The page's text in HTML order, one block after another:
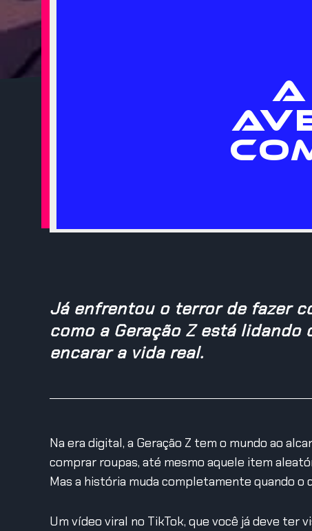
A
Já enfrentou o terror de fazer
como a Geração Z está
encarar a vida real.
Na era digital, a Geração Z tem o mundo ao
comprar roupas, até mesmo aquele item
Mas a história muda completamente quando o
Um vídeo viral no TikTok, que você já deve ter